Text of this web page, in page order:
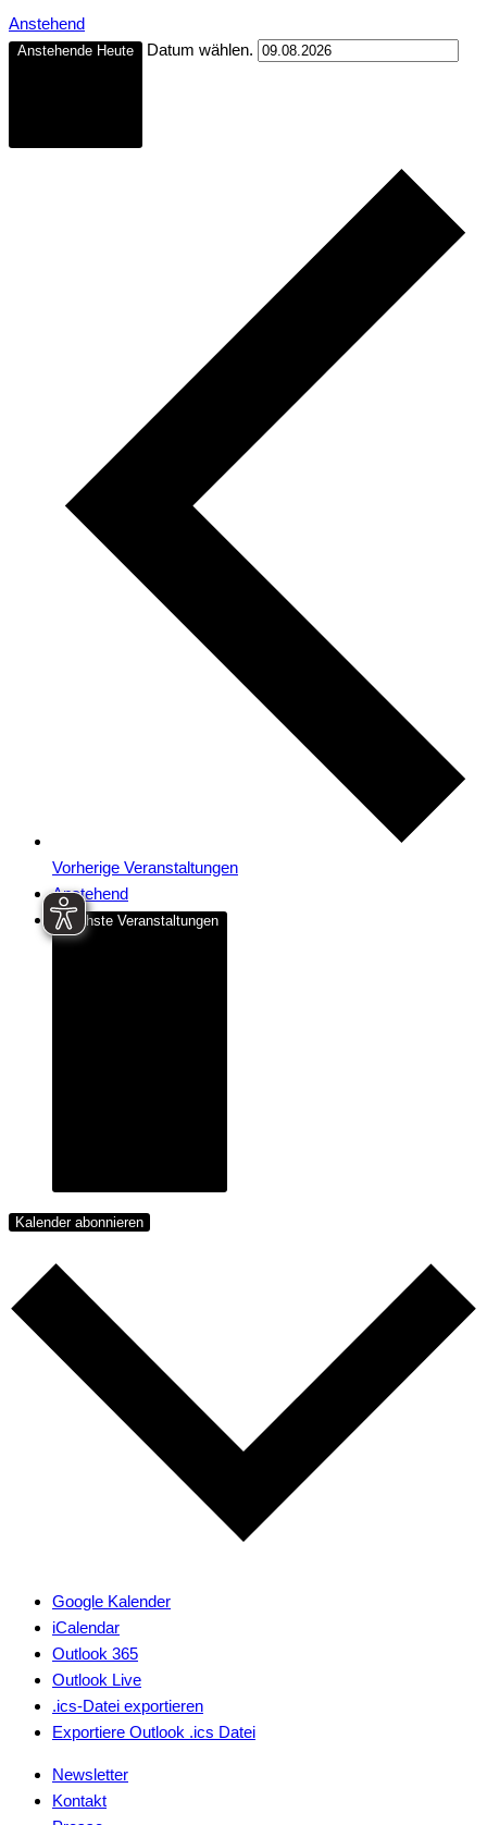
Anstehend
Anstehende Heute Datum wählen.
Vorherige Veranstaltungen
Anstehend
Nächste Veranstaltungen
Kalender abonnieren
Google Kalender
iCalendar
Outlook 365
Outlook Live
.ics-Datei exportieren
Exportiere Outlook .ics Datei
Newsletter
Kontakt